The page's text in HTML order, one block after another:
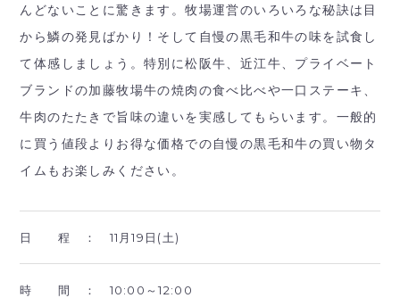
んどないことに驚きます。牧場運営のいろいろな秘訣は目
から鱗の発見ばかり！そして自慢の黒毛和牛の味を試食し
て体感しましょう。特別に松阪牛、近江牛、プライベート
ブランドの加藤牧場牛の焼肉の食べ比べや一口ステーキ、
牛肉のたたきで旨味の違いを実感してもらいます。一般的
に買う値段よりお得な価格での自慢の黒毛和牛の買い物タ
イムもお楽しみください。
日 程 ： 11月19日(土)
時 間 ： 10:00～12:00